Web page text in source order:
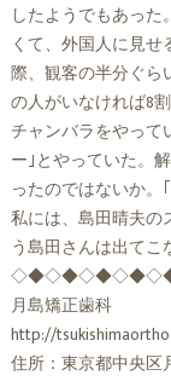
したようでもあっ
くて、外国人に見
際、観客の半分ぐら
の人がいなければ8
チャンバラをやって
ー｣とやっていた。
ったのではないか。
私には、島田晴夫の
う島田さんは出てこ
月島矯正歯科
http://
住所：東京都中央区